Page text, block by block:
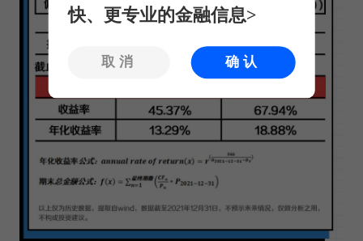
快、更专业的金融信息>
取消 确认